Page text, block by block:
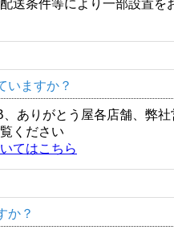
送条件等により一部設置
いますか？
ありがとう屋各店舗、弊
ください
てはこちら
か？